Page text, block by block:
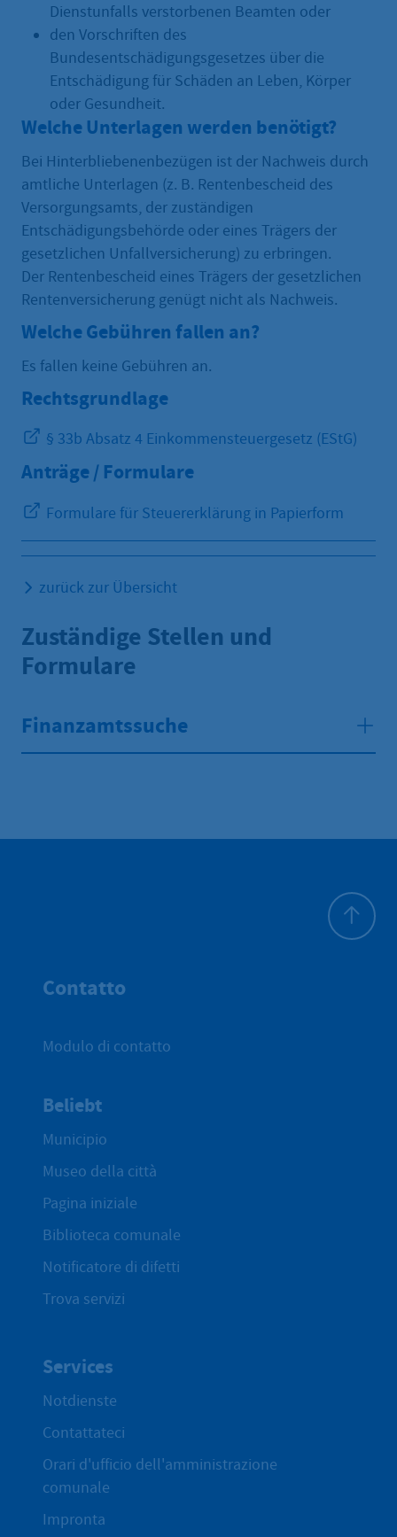
Dienstunfalls verstorbenen Beamten oder
den Vorschriften des
Bundesentschädigungsgesetzes über die
Entschädigung für Schäden an Leben, Körper
oder Gesundheit.
Welche Unterlagen werden benötigt?
Bei Hinterbliebenenbezügen ist der Nachweis durch
amtliche Unterlagen (z. B. Rentenbescheid des
Versorgungsamts, der zuständigen
Entschädigungsbehörde oder eines Trägers der
gesetzlichen Unfallversicherung) zu erbringen.
Der Rentenbescheid eines Trägers der gesetzlichen
Renten­versicherung genügt nicht als Nachweis.
Welche Gebühren fallen an?
Es fallen keine Gebühren an.
Rechtsgrundlage
§ 33b Absatz 4 Einkommensteuergesetz (EStG)
Anträge / Formulare
Formulare für Steuererklärung in Papierform
zurück zur Übersicht
Zuständige Stellen und
Formulare
Finanzamtssuche
Contatto
Modulo di contatto
Beliebt
Municipio
Museo della città
Pagina iniziale
Biblioteca comunale
Notificatore di difetti
Trova servizi
Services
Notdienste
Contattateci
Orari d'ufficio dell'amministrazione
comunale
Impronta